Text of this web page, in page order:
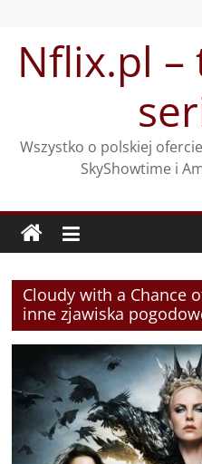
treściNflix.pl
Wszystko o polskiej
SkyShowtime i
Cloudy with a Chance
inne zjawiska